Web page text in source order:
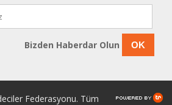
Bizden Haberdar Olun OK
Federasyonu. Tüm